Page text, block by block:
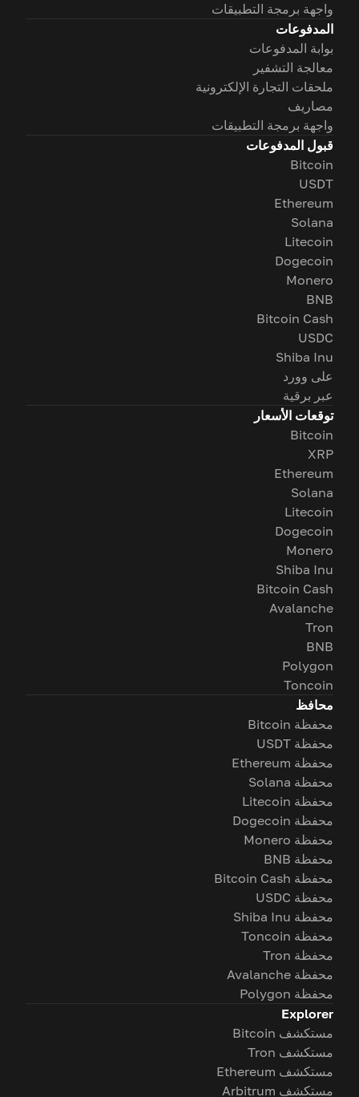
واجهة برمجة التطبيقات
المدفوعات
بوابة المدفوعات
معالجة التشفير
ملحقات التجارة الإلكترونية
مصاريف
واجهة برمجة التطبيقات
قبول المدفوعات
Bitcoin
USDT
Ethereum
Solana
Litecoin
Dogecoin
Monero
BNB
Bitcoin Cash
USDC
Shiba Inu
على وورد
عبر برقية
توقعات الأسعار
Bitcoin
XRP
Ethereum
Solana
Litecoin
Dogecoin
Monero
Shiba Inu
Bitcoin Cash
Avalanche
Tron
BNB
Polygon
Toncoin
محافظ
محفظة Bitcoin
محفظة USDT
محفظة Ethereum
محفظة Solana
محفظة Litecoin
محفظة Dogecoin
محفظة Monero
محفظة BNB
محفظة Bitcoin Cash
محفظة USDC
محفظة Shiba Inu
محفظة Toncoin
محفظة Tron
محفظة Avalanche
محفظة Polygon
Explorer
مستكشف Bitcoin
مستكشف Tron
مستكشف Ethereum
مستكشف Arbitrum